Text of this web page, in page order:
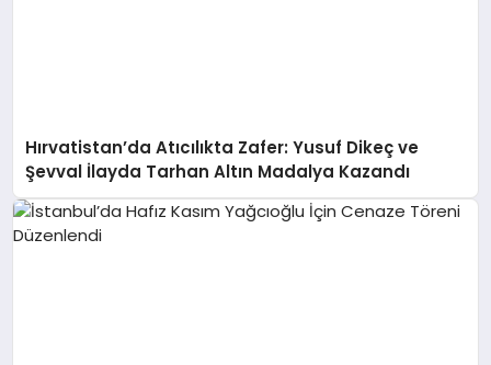
Hırvatistan’da Atıcılıkta Zafer: Yusuf Dikeç ve
Şevval İlayda Tarhan Altın Madalya Kazandı